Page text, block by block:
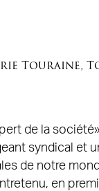
Touraine,
de la société»
syndical et
de notre
en